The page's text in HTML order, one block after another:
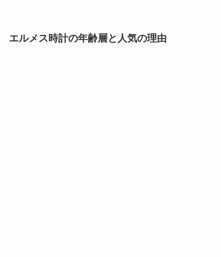
エルメス時計の年齢層と人気の理由